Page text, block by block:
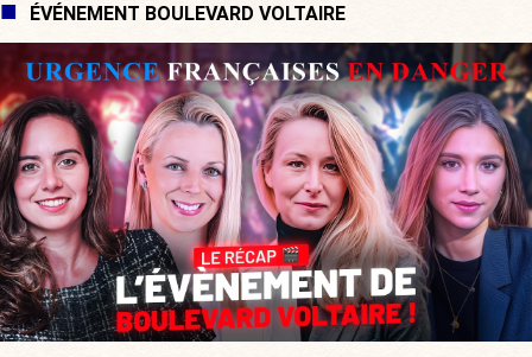
ÉVÉNEMENT BOULEVARD VOLTAIRE